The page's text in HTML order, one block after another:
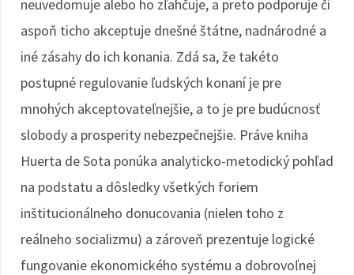
neuvedomuje alebo ho zľahčuje, a preto podporuje či
aspoň ticho akceptuje dnešné štátne, nadnárodné a
iné zásahy do ich konania. Zdá sa, že takéto
postupné regulovanie ľudských konaní je pre
mnohých akceptovateľnejšie, a to je pre budúcnosť
slobody a prosperity nebezpečnejšie. Práve kniha
Huerta de Sota ponúka analyticko-metodický pohľad
na podstatu a dôsledky všetkých foriem
inštitucionálneho donucovania (nielen toho z
reálneho socializmu) a zároveň prezentuje logické
fungovanie ekonomického systému a dobrovoľnej